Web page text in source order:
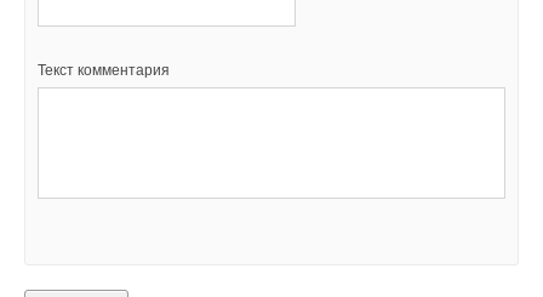
Текст комментария